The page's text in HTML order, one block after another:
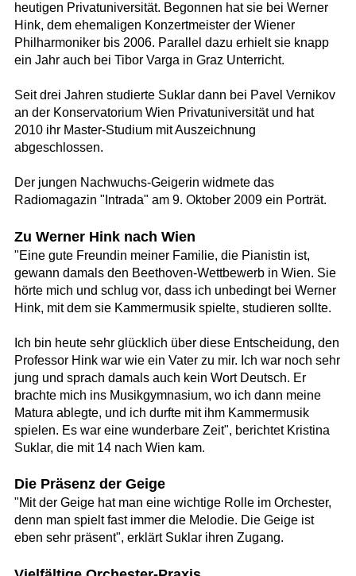
heutigen Privatuniversität. Begonnen hat sie bei Werner
Hink, dem ehemaligen Konzertmeister der Wiener
Philharmoniker bis 2006. Parallel dazu erhielt sie knapp
ein Jahr auch bei Tibor Varga in Graz Unterricht.
Seit drei Jahren studierte Suklar dann bei Pavel Vernikov
an der Konservatorium Wien Privatuniversität und hat
2010 ihr Master-Studium mit Auszeichnung
abgeschlossen.
Der jungen Nachwuchs-Geigerin widmete das
Radiomagazin "Intrada" am 9. Oktober 2009 ein Porträt.
Zu Werner Hink nach Wien
"Eine gute Freundin meiner Familie, die Pianistin ist,
gewann damals den Beethoven-Wettbewerb in Wien. Sie
hörte mich und schlug vor, dass ich unbedingt bei Werner
Hink, mit dem sie Kammermusik spielte, studieren sollte.
Ich bin heute sehr glücklich über diese Entscheidung, den
Professor Hink war wie ein Vater zu mir. Ich war noch sehr
jung und sprach damals auch kein Wort Deutsch. Er
brachte mich ins Musikgymnasium, wo ich dann meine
Matura ablegte, und ich durfte mit ihm Kammermusik
spielen. Es war eine wunderbare Zeit", berichtet Kristina
Suklar, die mit 14 nach Wien kam.
Die Präsenz der Geige
"Mit der Geige hat man eine wichtige Rolle im Orchester,
denn man spielt fast immer die Melodie. Die Geige ist
eben sehr präsent", erklärt Suklar ihren Zugang.